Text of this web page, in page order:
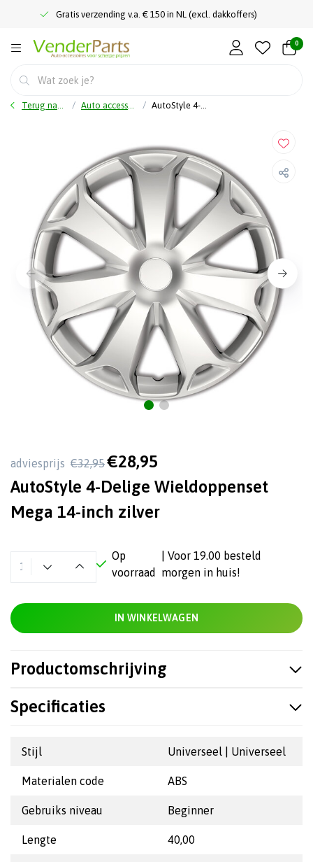
Gratis verzending v.a. € 150 in NL (excl. dakkoffers)
0
Terug naar home Auto accessoires AutoStyle 4-Delige Wieldoppenset Mega 14-inch zilver
adviesprijs €32,95 €28,95
AutoStyle 4-Delige Wieldoppenset
Mega 14-inch zilver
Op
voorraad
| Voor 19.00 besteld
morgen in huis!
IN WINKELWAGEN
Productomschrijving
Specificaties
Stijl Universeel | Universeel
Materialen code ABS
Gebruiks niveau Beginner
Lengte 40,00